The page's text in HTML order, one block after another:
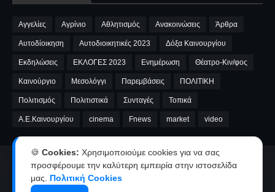
Αγγελίες Αγρίνιο Αθλητισμός Ανακοινώσεις Άρθρα
Αυτοδίοικηση Αυτοδιοικητικές 2023 Δόξα Καινουργίου
Εκδηλώσεις ΕΚΛΟΓΕΣ 2023 Ενημέρωση Θέατρο-Κιν/φος
Καινούργιο Μεσολόγγι Παρεμβάσεις ΠΟΛΙΤΙΚΗ
Πολιτισμός Πολιτιστικά Συνταγές Τοπικά
A.E.Καινουργίου cinema Fnews market video
Αρχική Ταυτότητα
Όροι χρήσης-Πολιτική απορρήτου
Επικοινωνία-Διαφήμιση
🍪 Cookies: Χρησιμοποιούμε cookies για να σας
προσφέρουμε την καλύτερη εμπειρία στην ιστοσελίδα
μας. Πολιτική Cookies